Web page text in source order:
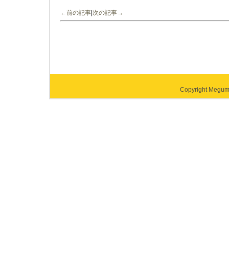
←前の記事 次の記事→
Copyright